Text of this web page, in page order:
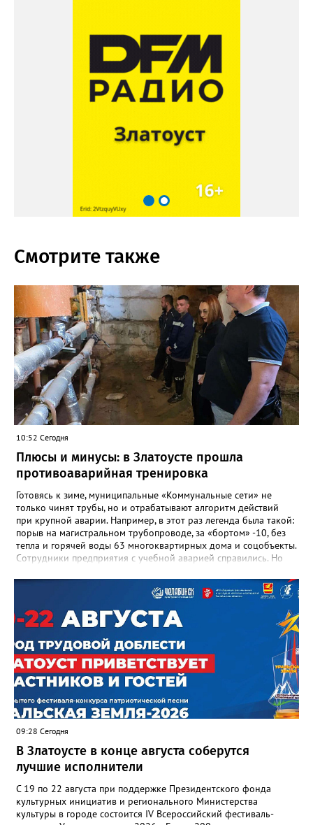
Смотрите также
10:52 Сегодня
Плюсы и минусы: в Златоусте прошла
противоаварийная тренировка
Готовясь к зиме, муниципальные «Коммунальные сети» не
только чинят трубы, но и отрабатывают алгоритм действий
при крупной аварии. Например, в этот раз легенда была такой:
порыв на магистральном трубопроводе, за «бортом» -10, без
тепла и горячей воды 63 многоквартирных дома и соцобъекты.
Сотрудники предприятия с учебной аварией справились. Но
отметили и недочёты. «Например, управляющие компании
несвоевременно приняли меры для предотвращения
“перемерзания” общей домовой тепловой сети
многоквартирного дома, отсутствовало взаимодействие с
ресурсоснабжающей организацией, ЕДДС и иными службами»,
— сообщила начальник Главного управления ГЖИ Ирина
Настенко. В следующий раз, рекомендовали в
Госжилинспекции, службы должны действовать слаженно. И
оперативно делиться информацией со всеми
заинтересованными – от поставщика тепла до конечных
потребителей.
09:28 Сегодня
В Златоусте в конце августа соберутся
лучшие исполнители
С 19 по 22 августа при поддержке Президентского фонда
культурных инициатив и регионального Министерства
культуры в городе состоится IV Всероссийский фестиваль-